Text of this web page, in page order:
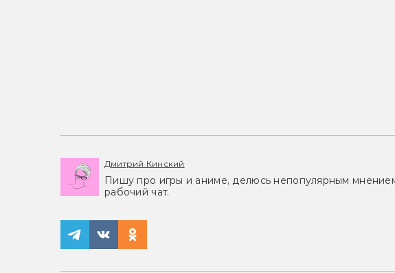
Дмитрий Кинский
Пишу про игры и аниме, делюсь непопулярным
рабочий чат.